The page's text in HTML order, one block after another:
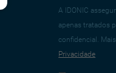
A IDONIC
apenas tratados
confidencial.
Privacidade